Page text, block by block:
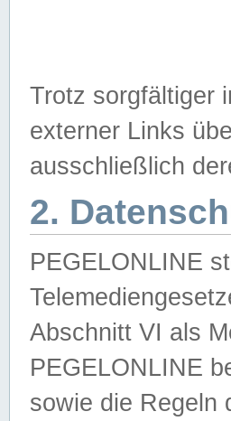
Trotz sorgfältiger
externer Links
ausschließlich
2.
PEGELONLINE
Abschnitt VI als
PEGELONLINE
sowie die Regeln